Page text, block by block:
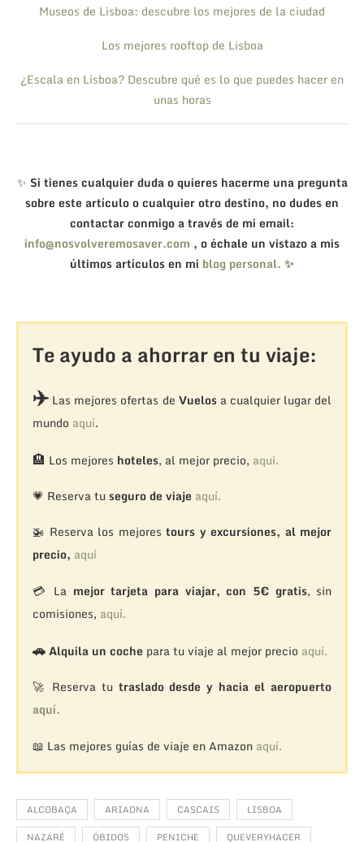
Museos de Lisboa: descubre los mejores de la ciudad
Los mejores rooftop de Lisboa
¿Escala en Lisboa? Descubre qué es lo que puedes hacer en
unas horas
✨ Si tienes cualquier duda o quieres hacerme una pregunta
sobre este artículo o cualquier otro destino, no dudes en
contactar conmigo a través de mi email:
info@nosvolveremosaver.com , o échale un vistazo a mis
últimos artículos en mi blog personal. ✨
Te ayudo a ahorrar en tu viaje:
✈️Las mejores ofertas de Vuelosa cualquier lugar del
mundo aquí.
🏨 Los mejores hoteles, al mejor precio, aquí.
💗 Reserva tu seguro de viaje aquí.
🚁 Reserva los mejorestours y excursiones, al mejor
precio, aquí
💳 La mejor tarjeta para viajar, con 5€ gratis, sin
comisiones, aquí.
🚗Alquila un coche para tu viaje al mejor precio aquí.
🚀 Reserva tu traslado desde y hacia el aeropuerto
aquí.
📖 Las mejores guías de viaje en Amazon aquí.
ALCOBAÇA ARIADNA CASCAIS
LISBOA
NAZARÉ
ÓBIDOS PENICHE QUEVERYHACER